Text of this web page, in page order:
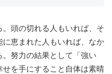
頭の切れる人もいれば、そ
恵まれた人もいれば、なか
努力の結果として「強い
を手にすること自体は素晴